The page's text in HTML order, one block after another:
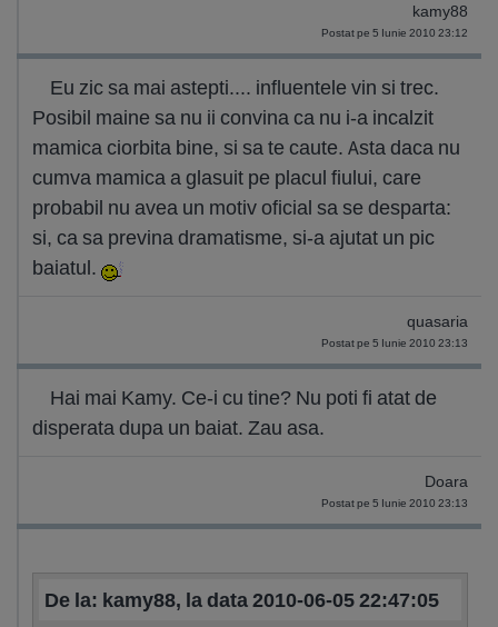
kamy88
Postat pe 5 Iunie 2010 23:12
Eu zic sa mai astepti.... influentele vin si trec.
Posibil maine sa nu ii convina ca nu i-a incalzit
mamica ciorbita bine, si sa te caute. Asta daca nu
cumva mamica a glasuit pe placul fiului, care
probabil nu avea un motiv oficial sa se desparta:
si, ca sa previna dramatisme, si-a ajutat un pic
baiatul.
quasaria
Postat pe 5 Iunie 2010 23:13
Hai mai Kamy. Ce-i cu tine? Nu poti fi atat de
disperata dupa un baiat. Zau asa.
Doara
Postat pe 5 Iunie 2010 23:13
De la: kamy88, la data 2010-06-05 22:47:05